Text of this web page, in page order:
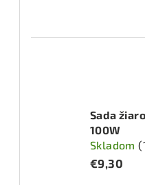
Sada
100W
Skladom
€9,30